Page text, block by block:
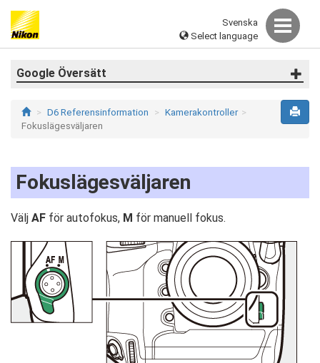
Svenska
Select language
Google Översätt
D6 Referensinformation
Kamerakontroller
Fokuslägesväljaren
Fokuslägesväljaren
Välj AF för autofokus, M för manuell fokus.